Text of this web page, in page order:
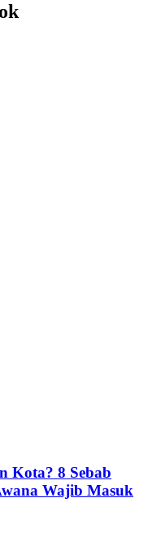
Kota? 8 Sebab
Wajib Masuk